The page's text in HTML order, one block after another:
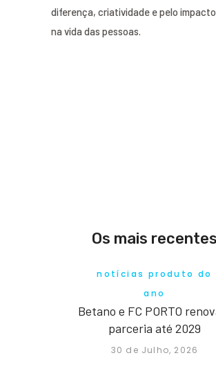
diferença, criatividade e pelo
na vida das pessoas.
Os mais recentes
notícias produto do
ano
Betano e FC PORTO
parceria até 2029
30 de Julho, 2026